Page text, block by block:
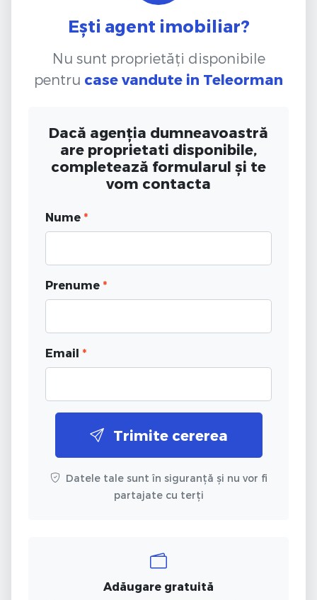
Ești agent imobiliar?
Nu sunt proprietăți disponibile
pentru case vandute in Teleorman
Dacă agenția dumneavoastră
are proprietati disponibile,
completează formularul și te
vom contacta
Nume *
Prenume *
Email *
Trimite cererea
Datele tale sunt în siguranță și nu vor fi
partajate cu terți
Adăugare gratuită